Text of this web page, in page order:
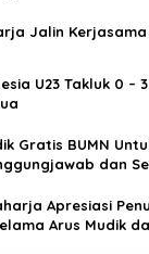
Jalin Kerjasama
U23 Takluk 0 –
Gratis BUMN
dan
Apresiasi
Arus Mudik